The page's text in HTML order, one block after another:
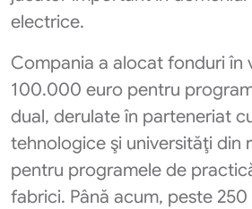
electrice.
Compania a alocat fonduri în
100.000 euro pentru
dual, derulate în parteneriat
tehnologice şi universităţi din
pentru programele de
fabrici. Până acum, peste 250